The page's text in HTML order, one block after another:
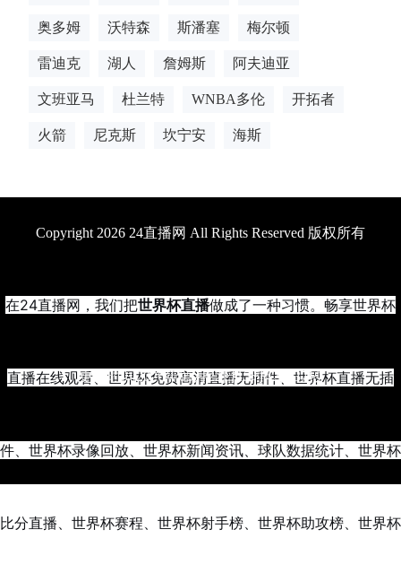
奥多姆 沃特森 斯潘塞 梅尔顿
雷迪克 湖人 詹姆斯 阿夫迪亚
文班亚马 杜兰特 WNBA多伦 开拓者
火箭 尼克斯 坎宁安 海斯
Copyright 2026 24直播网 All Rights Reserved 版权所有
在24直播网，我们把世界杯直播做成了一种习惯。畅享世界杯
直播在线观看、世界杯免费高清直播无插件、世界杯直播无插
件、世界杯录像回放、世界杯新闻资讯、球队数据统计、世界杯
比分直播、世界杯赛程、世界杯射手榜、世界杯助攻榜、世界杯
更新时间2026年05月22日15时42分37秒